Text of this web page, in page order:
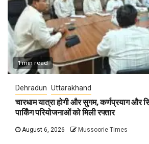
1 min read
Dehradun Uttarakhand
चारधाम यात्रा होगी और सुगम, कर्णप्रयाग और
पार्किंग परियोजनाओं को मिली रफ्तार
August 6, 2026 Mussoorie Times